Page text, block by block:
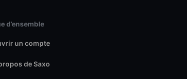
d’ensemble
un compte
de Saxo